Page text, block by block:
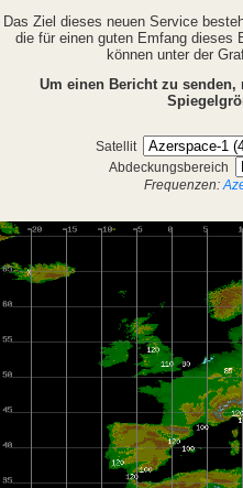
Das Ziel dieses neuen Service
die für einen guten Emfang dieses
können unter der
Um einen Bericht zu
Satellit
Abdeckungsbereich
Frequenzen: